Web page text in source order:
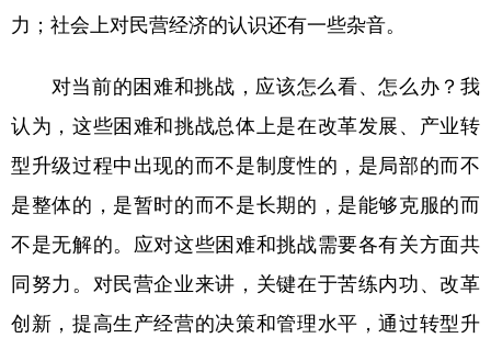
力；社会上对民营经济的认识还有一些杂音。
对当前的困难和挑战，应该怎么看、怎么办？我
认为，这些困难和挑战总体上是在改革发展、产业转
型升级过程中出现的而不是制度性的，是局部的而不
是整体的，是暂时的而不是长期的，是能够克服的而
不是无解的。应对这些困难和挑战需要各有关方面共
同努力。对民营企业来讲，关键在于苦练内功、改革
创新，提高生产经营的决策和管理水平，通过转型升